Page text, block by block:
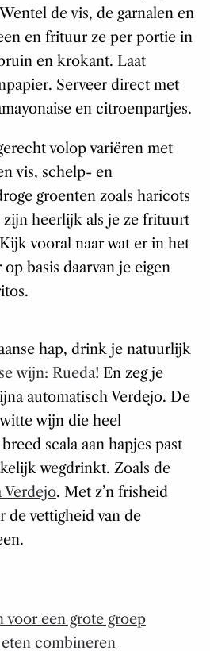
de vis, de garnalen en
en frituur ze per portie in
en krokant. Laat
Serveer direct met
en citroenpartjes.
volop variëren met
vis, schelp- en
groenten zoals haricots
zijn heerlijk als je ze frituurt
vooral naar wat er in het
basis daarvan je eigen
hap, drink je natuurlijk
wijn: Rueda! En zeg je
automatisch Verdejo. De
wijn die heel
scala aan hapjes past
wegdrinkt. Zoals de
Verdejo. Met z’n frisheid
vettigheid van de
voor een grote groep
combineren